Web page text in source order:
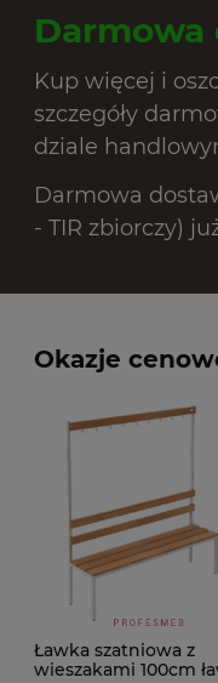
Darmowa
Kup więcej i
szczegóły
dziale
Darmowa
- TIR zbiorczy)
Okazje
Ławka szatniowa z
wieszakami 100cm